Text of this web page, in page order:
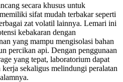
secara khusus untuk
sifat mudah terbakar seperti
zat volatil lainnya. Lemari ini
kebakaran dengan
yang mampu mengisolasi bahan
percikan api. Dengan penggunaan
yang tepat, laboratorium dapat
sekaligus melindungi peralatan